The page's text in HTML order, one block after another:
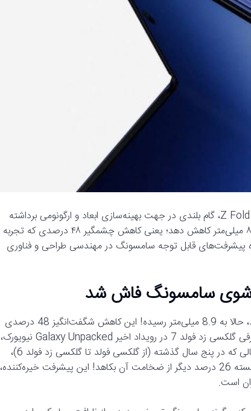
:سامسونگ در طراحی نسل جدید گوشی‌های تاشو سری Z Fold، گام بلندی در جهت بهینه‌سازی ابعاد و ارگونومی برداشته
است. این شرکت موفق شده ضخامت دستگاه را از ۱۷.۱ میلی‌متر به تنها ۸.۹ میلی‌متر کاهش دهد؛ یعنی کاهش چشمگیر ۴۸ درصدی که تجربه
پیشرفت‌های قابل توجه سامسونگ در مهندسی طراحی و فناوری
تصور کنید گوشی تاشویی که در سال 2019 ضخامتش 17.1 میلی‌متر بود، حالا به 8.9 میلی‌متر رسیده! این کاهش شگفت‌انگیز 48 درصدی
در ضخامت گوشی‌های سری گلکسی زد فولد سامسونگ، به‌خصوص با معرفی گلکسی زد فولد 7 در رویداد اخیر Galaxy Unpacked نیویورک،
نشان‌دهنده یک جهش بزرگ در مهندسی و طراحی این شرکت است. در حالی که در پنج سال گذشته (از گلکسی فولد تا گلکسی زد فولد 6)،
ضخامت تنها 29 درصد کاهش یافته بود، سامسونگ تنها در یک سال توانسته 26 درصد دیگر از ضخامت آن بکاهد! این پیشرفت خیره‌کننده،
است.